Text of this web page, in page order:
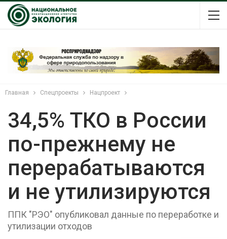
Главная Спецпроекты Нацпроект
34,5% ТКО в России
по-прежнему не
перерабатываются
и не утилизируются
ППК "РЭО" опубликовал данные по переработке и
утилизации отходов